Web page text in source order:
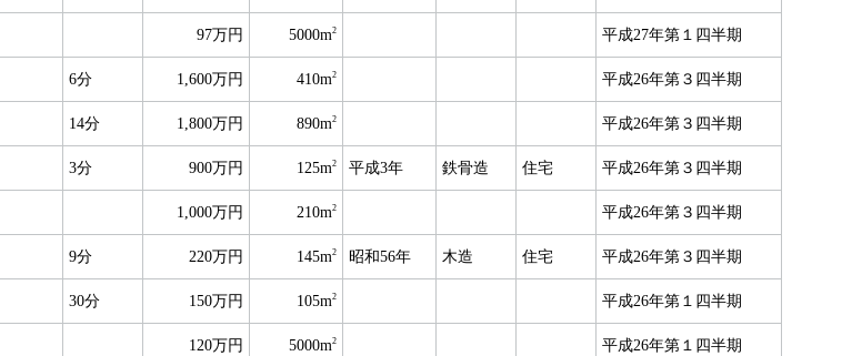
97万円 5000m2 平成27年第１四半期
6分 1,600万円 410m2 平成26年第３四半期
14分 1,800万円 890m2 平成26年第３四半期
3分 900万円 125m2 平成3年 鉄骨造 住宅 平成26年第３四半期
1,000万円 210m2 平成26年第３四半期
9分 220万円 145m2 昭和56年 木造 住宅 平成26年第３四半期
30分 150万円 105m2 平成26年第１四半期
120万円 5000m2 平成26年第１四半期